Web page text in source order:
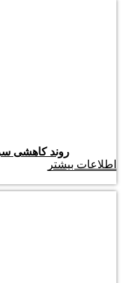
روند کاهشی
اطلاعات بیشتر